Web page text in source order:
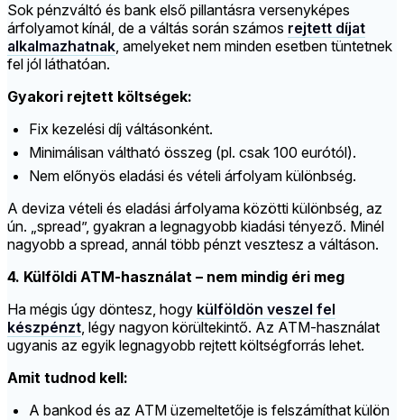
Sok pénzváltó és bank első pillantásra versenyképes
árfolyamot kínál, de a váltás során számos rejtett díjat
alkalmazhatnak, amelyeket nem minden esetben tüntetnek
fel jól láthatóan.
Gyakori rejtett költségek:
Fix kezelési díj váltásonként.
Minimálisan váltható összeg (pl. csak 100 eurótól).
Nem előnyös eladási és vételi árfolyam különbség.
A deviza vételi és eladási árfolyama közötti különbség, az
ún. „spread”, gyakran a legnagyobb kiadási tényező. Minél
nagyobb a spread, annál több pénzt vesztesz a váltáson.
4. Külföldi ATM-használat – nem mindig éri meg
Ha mégis úgy döntesz, hogy külföldön veszel fel
készpénzt, légy nagyon körültekintő. Az ATM-használat
ugyanis az egyik legnagyobb rejtett költségforrás lehet.
Amit tudnod kell:
A bankod és az ATM üzemeltetője is felszámíthat külön